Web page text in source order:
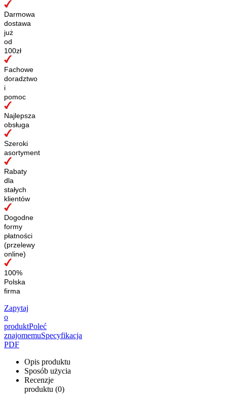
Darmowa
dostawa
już
od
100zł
Fachowe
doradztwo
i
pomoc
Najlepsza
obsługa
Szeroki
asortyment
Rabaty
dla
stałych
klientów
Dogodne
formy
płatności
(przelewy
online)
100%
Polska
firma
Zapytaj
o
produktPoleć
znajomemuSpecyfikacja
PDF
Opis produktu
Sposób użycia
Recenzje
produktu (0)